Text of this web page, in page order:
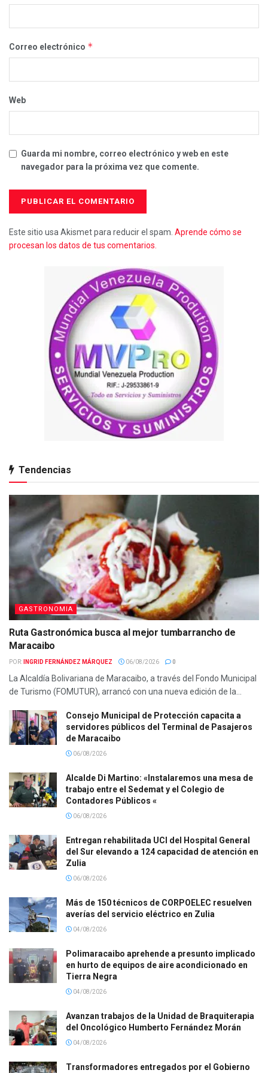
Correo electrónico *
Web
Guarda mi nombre, correo electrónico y web en este
navegador para la próxima vez que comente.
Este sitio usa Akismet para reducir el spam. Aprende cómo se
procesan los datos de tus comentarios.
Tendencias
GASTRONOMIA
Ruta Gastronómica busca al mejor tumbarrancho de
Maracaibo
POR: INGRID FERNÁNDEZ MÁRQUEZ 06/08/2026 0
La Alcaldía Bolivariana de Maracaibo, a través del Fondo Municipal
de Turismo (FOMUTUR), arrancó con una nueva edición de la...
Consejo Municipal de Protección capacita a
servidores públicos del Terminal de Pasajeros
de Maracaibo
06/08/2026
Alcalde Di Martino: «Instalaremos una mesa de
trabajo entre el Sedemat y el Colegio de
Contadores Públicos «
06/08/2026
Entregan rehabilitada UCI del Hospital General
del Sur elevando a 124 capacidad de atención en
Zulia
06/08/2026
Más de 150 técnicos de CORPOELEC resuelven
averías del servicio eléctrico en Zulia
04/08/2026
Polimaracaibo aprehende a presunto implicado
en hurto de equipos de aire acondicionado en
Tierra Negra
04/08/2026
Avanzan trabajos de la Unidad de Braquiterapia
del Oncológico Humberto Fernández Morán
04/08/2026
Transformadores entregados por el Gobierno